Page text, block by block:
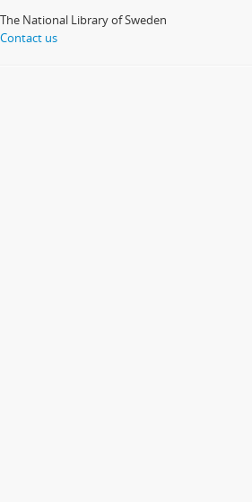
The National Library of Sweden
Contact us